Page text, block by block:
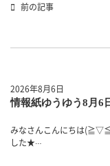
前の記事
2026年8月6日
情報紙ゆうゆう8月6
みなさんこんにちは
した★…